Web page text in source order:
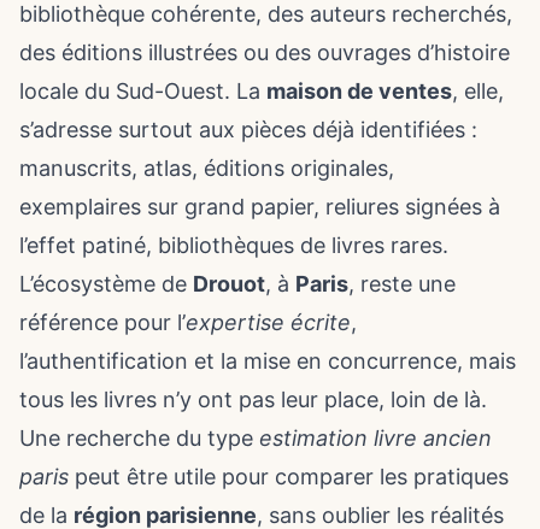
bibliothèque cohérente, des auteurs recherchés,
des éditions illustrées ou des ouvrages d’histoire
locale du Sud-Ouest. La maison de ventes, elle,
s’adresse surtout aux pièces déjà identifiées :
manuscrits, atlas, éditions originales,
exemplaires sur grand papier, reliures signées à
l’effet patiné, bibliothèques de livres rares.
L’écosystème de Drouot, à Paris, reste une
référence pour l’expertise écrite,
l’authentification et la mise en concurrence, mais
tous les livres n’y ont pas leur place, loin de là.
Une recherche du type estimation livre ancien
paris peut être utile pour comparer les pratiques
de la région parisienne, sans oublier les réalités